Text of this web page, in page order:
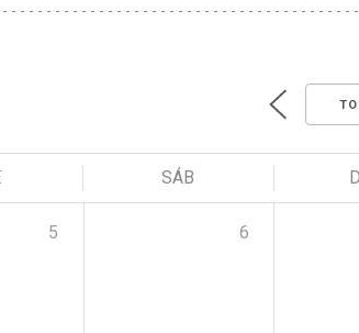
SÁB
5 6